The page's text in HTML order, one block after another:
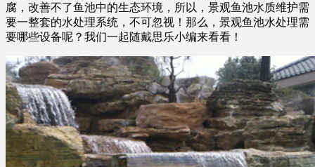
腐，改善不了鱼池中的生态环境，所以，景观鱼池水质维护需
要一整套的水处理系统，不可忽视！那么，景观鱼池水处理需
要哪些设备呢？我们一起随戴思乐小编来看看！